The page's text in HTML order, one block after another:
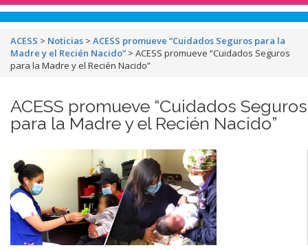
ACESS > Noticias > ACESS promueve “Cuidados Seguros para la
Madre y el Recién Nacido” > ACESS promueve “Cuidados Seguros
para la Madre y el Recién Nacido”
ACESS promueve “Cuidados Seguros
para la Madre y el Recién Nacido”